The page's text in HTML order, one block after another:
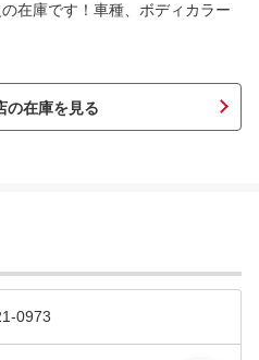
在庫です！車種、ボディカラー
の在庫を見る
0973